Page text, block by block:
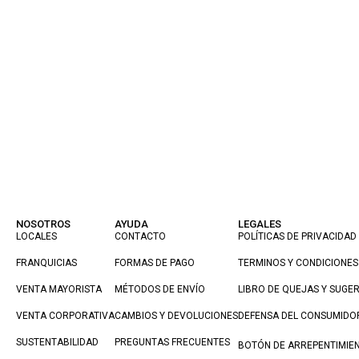
NOSOTROS
LOCALES
FRANQUICIAS
VENTA MAYORISTA
VENTA CORPORATIVA
SUSTENTABILIDAD
AYUDA
CONTACTO
FORMAS DE PAGO
MÉTODOS DE ENVÍO
CAMBIOS Y DEVOLUCIONES
PREGUNTAS FRECUENTES
LEGALES
POLÍTICAS DE PRIVACIDAD
TERMINOS Y CONDICIONES
LIBRO DE QUEJAS Y
DEFENSA DEL
BOTÓN DE